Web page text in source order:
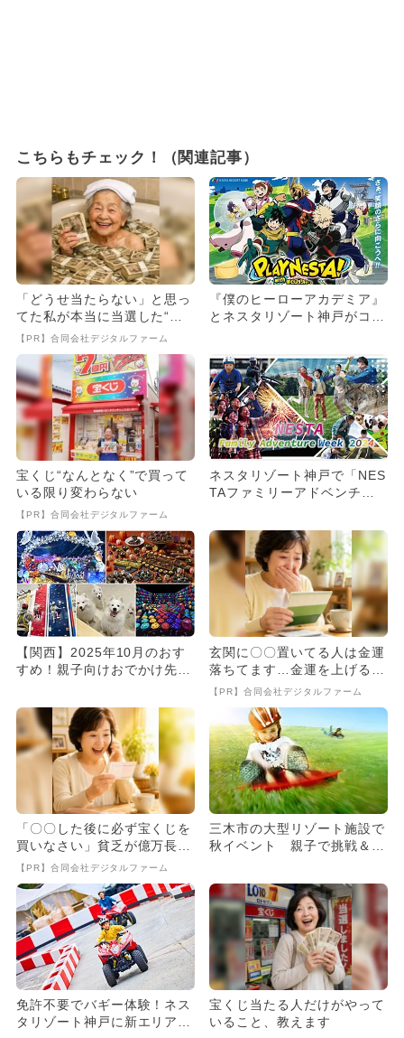
こちらもチェック！（関連記事）
「どうせ当たらない」と思っ
てた私が本当に当選した“買
い方”がこれ
【PR】合同会社デジタルファーム
『僕のヒーローアカデミア』
とネスタリゾート神戸がコラ
宝くじ“なんとなく”で買って
いる限り変わらない
【PR】合同会社デジタルファーム
ネスタリゾート神戸で「NES
TAファミリーアドベンチャ
【関西】2025年10月のおす
すめ！親子向けおでかけ先＆
玄関に〇〇置いてる人は金運
落ちてます…金運を上げる方
法とは
【PR】合同会社デジタルファーム
「〇〇した後に必ず宝くじを
買いなさい」貧乏が億万長者
に
【PR】合同会社デジタルファーム
三木市の大型リゾート施設で
秋イベント 親子で挑戦＆大
免許不要でバギー体験！ネス
タリゾート神戸に新エリア
宝くじ当たる人だけがやって
いること、教えます